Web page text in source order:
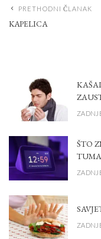
PRETHODNI ČLANAK
KAPELICA
ŠTO